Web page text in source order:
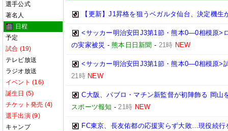
選手公式
著名人
日程
予定
試合 (19)
テレビ放送
ラジオ放送
イベント (16)
誕生日 (5)
チケット発売 (4)
選手出演 (9)
キャンプ
【更新】J1昇格を狙うベガルタ仙台、決定機生
<サッカー明治安田J3第1節・熊本0―0相模原>
の実家被災 -熊本日日新聞 - 21時 NEW
<サッカー明治安田J3第1節・熊本0―0相模原>
21時 NEW
C大阪、パブロ・マチン新監督が初陣飾る 岡
スポーツ報知 -21時 NEW
FC東京、長友佑都の応援実らず大敗…現役続